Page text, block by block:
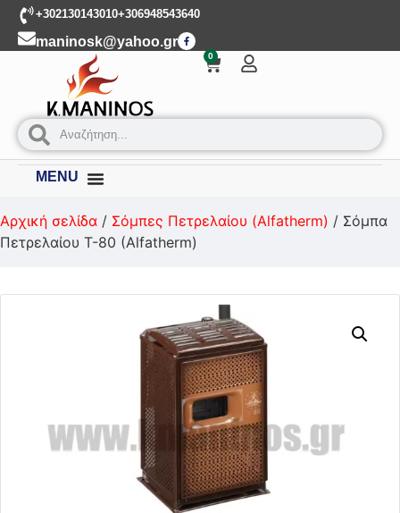
+302130143010+306948543640
maninosk@yahoo.gr
0
MENU
Αρχική σελίδα / Σόμπες Πετρελαίου (Alfatherm) / Σόμπα
Πετρελαίου T-80 (Alfatherm)